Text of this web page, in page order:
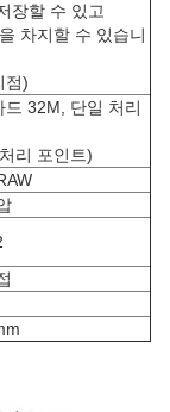
장할 수 있고
차지할 수 있습니
점)
32M, 단일 처리
리 포인트)